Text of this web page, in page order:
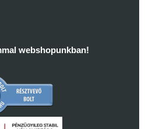
webshopunkban!